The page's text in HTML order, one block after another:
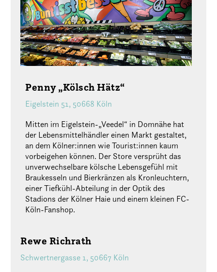
Penny „Kölsch Hätz“
Eigelstein 51, 50668 Köln
Mitten im Eigelstein-„Veedel“ in Domnähe hat
der Lebensmittelhändler einen Markt gestaltet,
an dem Kölner:innen wie Tourist:innen kaum
vorbeigehen können. Der Store versprüht das
unverwechselbare kölsche Lebensgefühl mit
Braukesseln und Bierkränzen als Kronleuchtern,
einer Tiefkühl-Abteilung in der Optik des
Stadions der Kölner Haie und einem kleinen FC-
Köln-Fanshop.
Rewe Richrath
Schwertnergasse 1, 50667 Köln